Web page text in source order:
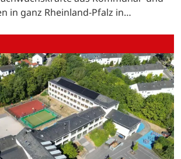
in ganz Rheinland-Pfalz in…